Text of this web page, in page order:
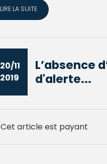
LIRE LA SUITE
20/11
2019
L’absence
d'alerte...
Cet article est payant